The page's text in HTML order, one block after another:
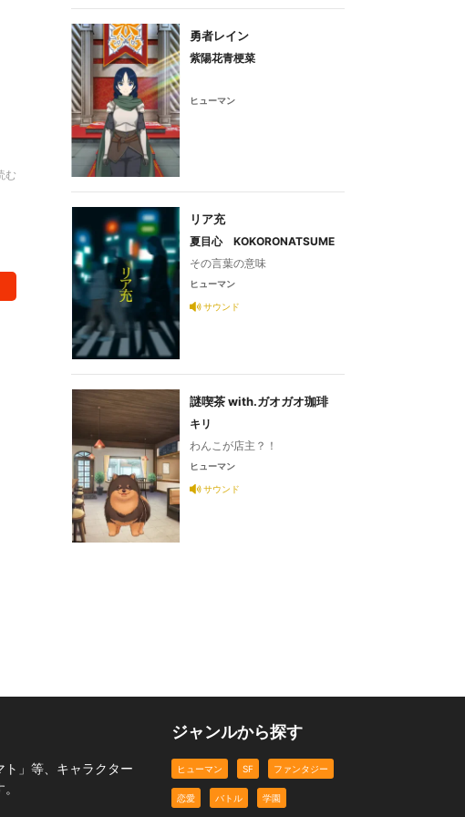
む
勇者レイン
紫陽花青梗菜
ヒューマン
リア充
夏目心 KOKORONATSUME
その言葉の意味
ヒューマン
サウンド
謎喫茶 with.ガオガオ珈琲
キリ
わんこが店主？！
ヒューマン
サウンド
」等、キャラクター
ジャンルから探す
ヒューマン SF ファンタジー
恋愛 バトル 学園